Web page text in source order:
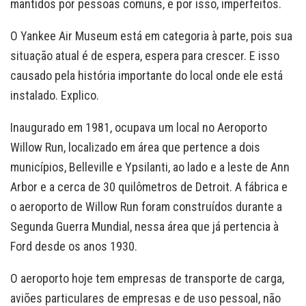
mantidos por pessoas comuns, e por isso, imperfeitos.
O Yankee Air Museum está em categoria à parte, pois sua
situação atual é de espera, espera para crescer. E isso
causado pela história importante do local onde ele está
instalado. Explico.
Inaugurado em 1981, ocupava um local no Aeroporto
Willow Run, localizado em área que pertence a dois
municípios, Belleville e Ypsilanti, ao lado e a leste de Ann
Arbor e a cerca de 30 quilômetros de Detroit. A fábrica e
o aeroporto de Willow Run foram construídos durante a
Segunda Guerra Mundial, nessa área que já pertencia à
Ford desde os anos 1930.
O aeroporto hoje tem empresas de transporte de carga,
aviões particulares de empresas e de uso pessoal, não